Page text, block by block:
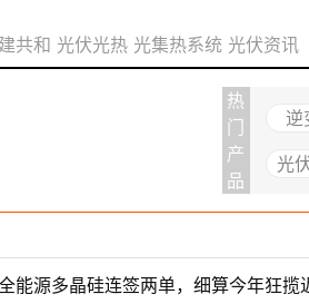
共和 光伏光热 光集热系统 光伏资讯
热
门
产
品
逆
光
能源多晶硅连签两单，细算今年狂